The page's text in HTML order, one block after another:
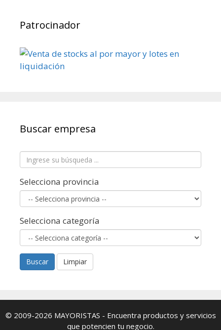
Patrocinador
Buscar empresa
Selecciona provincia
Selecciona categoría
Buscar Limpiar
© 2009-2026 MAYORISTAS - Encuentra productos y servicios
que potencien tu negocio.